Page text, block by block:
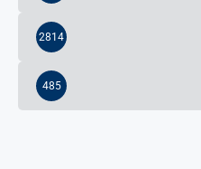
2814
485